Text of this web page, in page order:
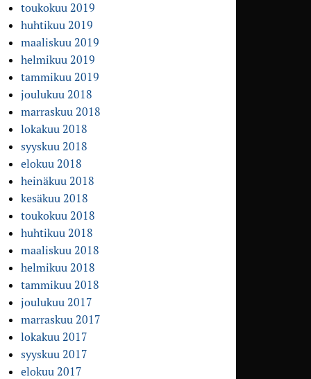
toukokuu 2019
huhtikuu 2019
maaliskuu 2019
helmikuu 2019
tammikuu 2019
joulukuu 2018
marraskuu 2018
lokakuu 2018
syyskuu 2018
elokuu 2018
heinäkuu 2018
kesäkuu 2018
toukokuu 2018
huhtikuu 2018
maaliskuu 2018
helmikuu 2018
tammikuu 2018
joulukuu 2017
marraskuu 2017
lokakuu 2017
syyskuu 2017
elokuu 2017